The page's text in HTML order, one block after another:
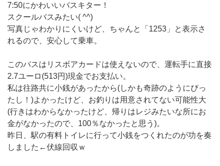
7:50にかわいいバスキター！
スクールバスみたい( ^^)
写真じゃわかりにくいけど、ちゃんと「1253」と表示さ
れるので、安心して乗車。
このバスはリスボアカードは使えないので、運転手に直接
2.7ユーロ(513円)現金でお支払い。
私は往路共に小銭があったから(しかも奇跡のようにぴっ
たし！)よかったけど、お釣りは用意されてない可能性大
(行きはわからなかったけど、帰りはレジみたいな所にお
金がなかったので、100％なかったと思う)。
昨日、駅の有料トイレに行って小銭をつくれたのが功を奏
しました←伏線回収ｗ